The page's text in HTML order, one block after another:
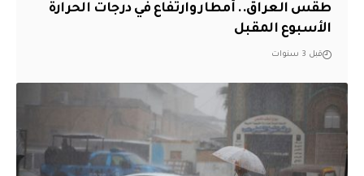
طقس العراق.. أمطار وارتفاع في درجات الحرارة
الأسبوع المقبل
قبل 3 سنوات